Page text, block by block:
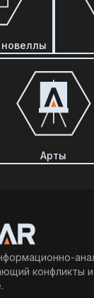
новеллы
Арты
конфликты и